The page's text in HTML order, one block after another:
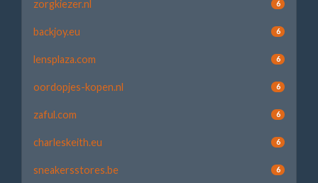
zorgkiezer.nl 6
backjoy.eu 6
lensplaza.com 6
oordopjes-kopen.nl 6
zaful.com 6
charleskeith.eu 6
sneakersstores.be 6